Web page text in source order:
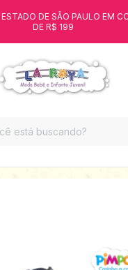
ESTADO DE SÃO PAULO EM
DE R$ 199